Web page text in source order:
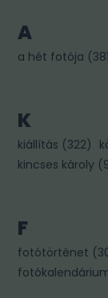
A
a hét fotója (381
K
kiállítás (322)
kincses károly (
F
fotótörténet (